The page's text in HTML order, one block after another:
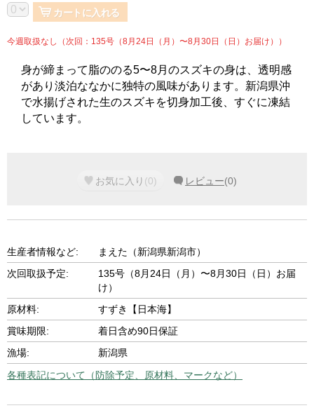
カートに入れる
今週取扱なし（次回：135号（8月24日（月）〜8月30日（日）お届け））
身が締まって脂ののる5〜8月のスズキの身は、透明感
があり淡泊ななかに独特の風味があります。新潟県沖
で水揚げされた生のスズキを切身加工後、すぐに凍結
しています。
お気に入り (0) レビュー(0)
生産者情報など:
まえた（新潟県新潟市）
次回取扱予定:
135号（8月24日（月）〜8月30日（日）お届
け）
原材料:
すずき【日本海】
賞味期限:
着日含め90日保証
漁場:
新潟県
各種表記について（防除予定、原材料、マークなど）